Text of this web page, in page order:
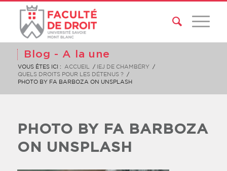
Blog - A la une
VOUS ÊTES ICI : ACCUEIL / IEJ DE CHAMBÉRY
/
QUELS DROITS POUR LES DÉTENUS ?
/
PHOTO BY FA BARBOZA ON UNSPLASH
PHOTO BY FA BARBOZA
ON UNSPLASH